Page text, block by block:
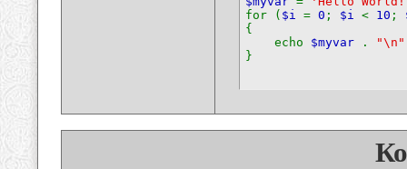
for ( $i = 0 ; $i < 10 ;
{
echo $myvar . "\n"
}